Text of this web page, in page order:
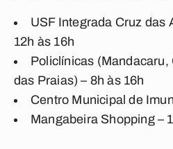
USF Integrada Cruz das
12h às 16h
Policlínicas (Mandacaru,
das Praias) – 8h às 16h
Centro Municipal de
Mangabeira Shopping –